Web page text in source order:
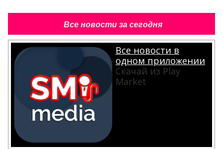
Все новости за сегодня
Все новости в
одном приложении
Скачай из Play
Market